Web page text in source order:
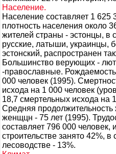
Население.
Население составляет 1 625
плотность населения около
жителей страны - эстонцы, в
русские, латыши, украинцы,
эстонский, распространен
Большинство верующих -
-православные.
000 человек (1995).
исхода на 1 000 человек
18,7 смертельных исхода на
Средняя продолжительность
женщцн - 75 лет (1995).
составляет 796 000
строительстве занято 42%, в
лесоводстве - 13%.